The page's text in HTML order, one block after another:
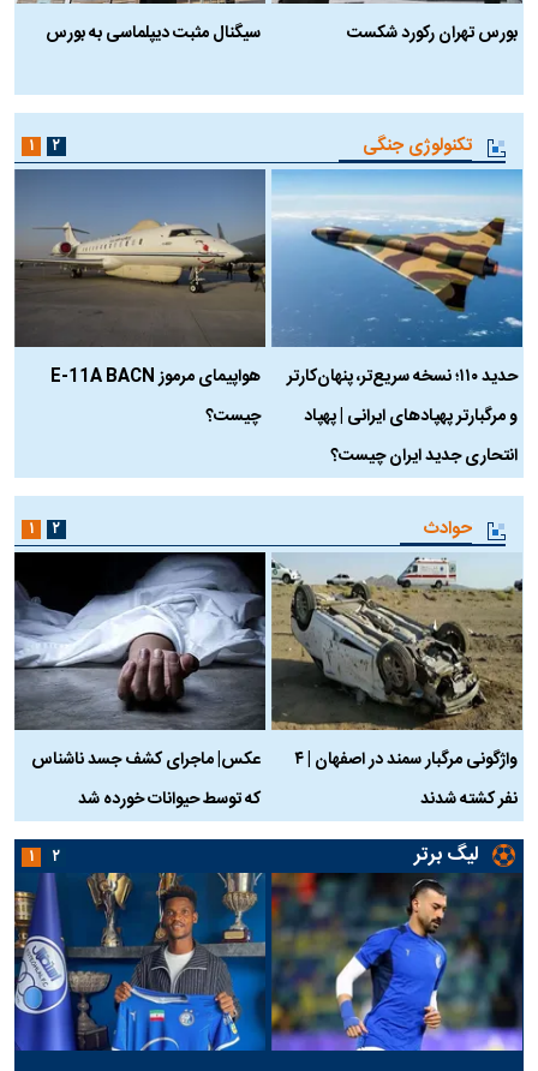
بورس تهران رکورد شکست
سیگنال مثبت دیپلماسی به بورس
تکنولوژی جنگی
حدید ۱۱۰؛ نسخه سریع‌تر، پنهان‌کارتر
و مرگبارتر پهپادهای ایرانی | پهپاد
انتحاری جدید ایران چیست؟
هواپیمای مرموز E-11A BACN
چیست؟
۱ ۲
حوادث
واژگونی مرگبار سمند در اصفهان | ۴
نفر کشته شدند
عکس| ماجرای کشف جسد ناشناس
که توسط حیوانات خورده شد
۱ ۲
لیگ برتر ۱ ۲